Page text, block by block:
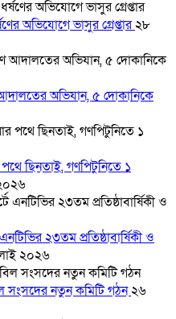
অভিযোগে ভাসুর গ্রেপ্তার২৮
অভিযান, ৫ দোকানিকে
ছিনতাই, গণপিটুনিতে ১
২৩তম প্রতিষ্ঠাবার্ষিকী ও
২০২৬
সংসদের নতুন কমিটি গঠন২৬